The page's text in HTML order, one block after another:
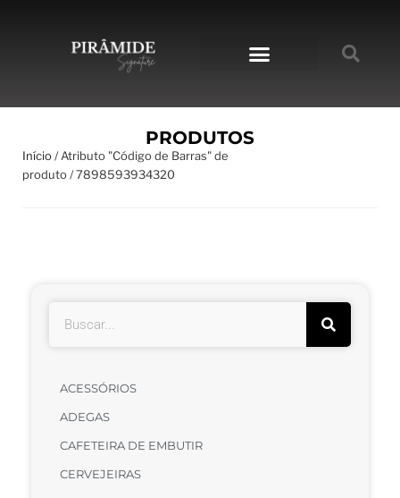
PRODUTOS
Início/ Atributo "Código de Barras" de
produto / 7898593934320
ACESSÓRIOS
ADEGAS
CAFETEIRA DE EMBUTIR
CERVEJEIRAS